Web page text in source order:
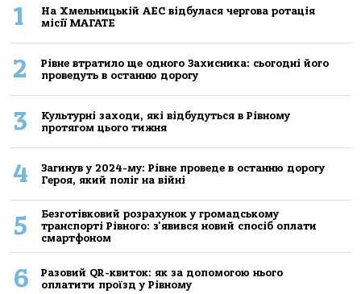
1
На Хмельницькій АЕС відбулася чергова ротація
місії МАГАТЕ
2
Рівне втратило ще одного Захисника: сьогодні його
проведуть в останню дорогу
3
Культурні заходи, які відбудуться в Рівному
протягом цього тижня
4
Загинув у 2024-му: Рівне проведе в останню дорогу
Героя, який поліг на війні
5
Безготівковий розрахунок у громадському
транспорті Рівного: з'явився новий спосіб оплати
смартфоном
6
Разовий QR-квиток: як за допомогою нього
оплатити проїзд у Рівному